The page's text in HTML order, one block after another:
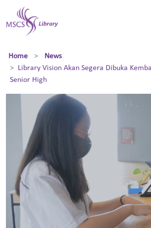
Home
News
Library Vision Akan Segera Dibuka
Senior High